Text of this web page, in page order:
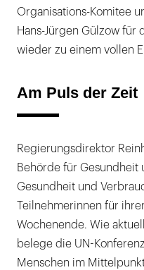
Organisations-Komitee
Hans-Jürgen Gülzow für
wieder zu einem vollen
Am Puls der Zeit
Regierungsdirektor
Behörde für Gesundheit
Gesundheit und
Teilnehmerinnen für
Wochenende. Wie
belege die UN-
Menschen im